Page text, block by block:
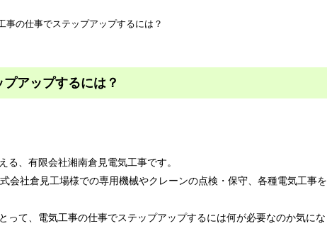
事の仕事でステップアップするには？
アップするには？
る、有限会社湘南倉見電気工事です。
会社倉見工場様での専用機械やクレーンの点検・保守、各種電気工事を
って、電気工事の仕事でステップアップするには何が必要なのか気にな